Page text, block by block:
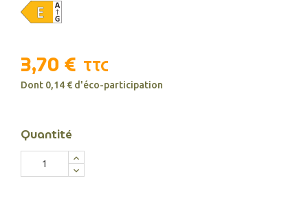
3,70 € TTC
Dont 0,14 € d'éco-participation
Quantité